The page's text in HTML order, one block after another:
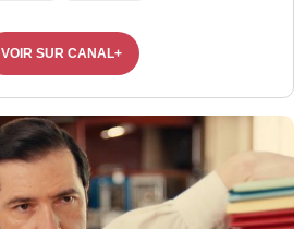
VOIR SUR CANAL+